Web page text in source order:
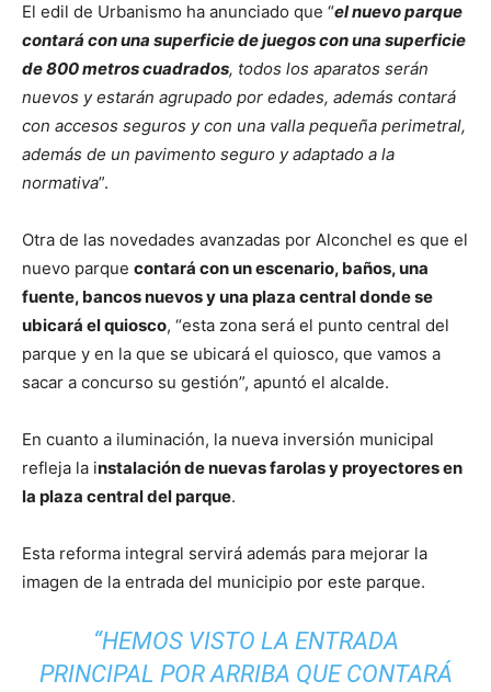
El edil de Urbanismo ha anunciado que “el nuevo parque
contará con una superficie de juegos con una superficie
de 800 metros cuadrados, todos los aparatos serán
nuevos y estarán agrupado por edades, además contará
con accesos seguros y con una valla pequeña perimetral,
además de un pavimento seguro y adaptado a la
normativa”.
Otra de las novedades avanzadas por Alconchel es que el
nuevo parque contará con un escenario, baños, una
fuente, bancos nuevos y una plaza central donde se
ubicará el quiosco, “esta zona será el punto central del
parque y en la que se ubicará el quiosco, que vamos a
sacar a concurso su gestión”, apuntó el alcalde.
En cuanto a iluminación, la nueva inversión municipal
refleja la instalación de nuevas farolas y proyectores en
la plaza central del parque.
Esta reforma integral servirá además para mejorar la
imagen de la entrada del municipio por este parque.
“HEMOS VISTO LA ENTRADA
PRINCIPAL POR ARRIBA QUE CONTARÁ